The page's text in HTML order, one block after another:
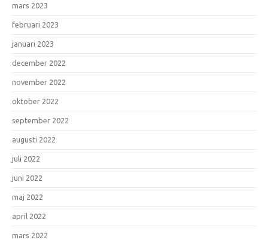
mars 2023
februari 2023
januari 2023
december 2022
november 2022
oktober 2022
september 2022
augusti 2022
juli 2022
juni 2022
maj 2022
april 2022
mars 2022